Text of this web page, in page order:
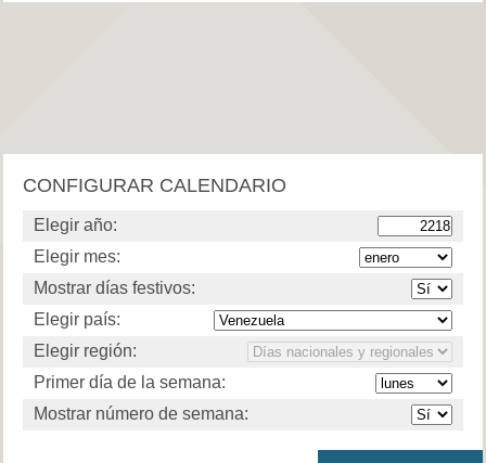
CONFIGURAR CALENDARIO
Elegir año:
Elegir mes:
Mostrar días festivos:
Elegir país:
Elegir región:
Primer día de la semana:
Mostrar número de semana: